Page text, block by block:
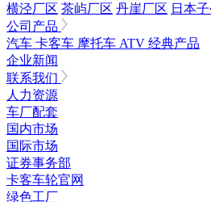
横泾厂区 茶屿厂区 丹崖厂区 日本子
公司产品
汽车 卡客车 摩托车 ATV 经典产品
企业新闻
联系我们
人力资源
车厂配套
国内市场
国际市场
证券事务部
卡客车轮官网
绿色工厂